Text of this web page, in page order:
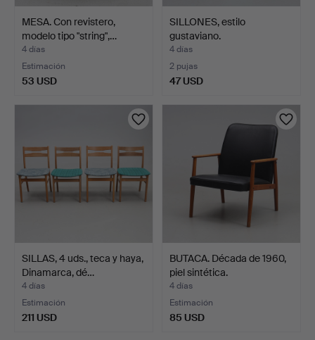
MESA. Con revistero,
modelo tipo "string",…
4 días
Estimación
53 USD
SILLONES, estilo
gustaviano.
4 días
2 pujas
47 USD
SILLAS, 4 uds., teca y haya,
Dinamarca, dé…
4 días
Estimación
211 USD
BUTACA. Década de 1960,
piel sintética.
4 días
Estimación
85 USD